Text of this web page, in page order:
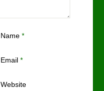
Name *
Email *
Website